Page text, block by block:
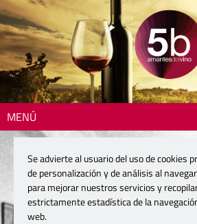
MENÚ
Se advierte al usuario del uso de cookies
de personalización y de análisis al
para mejorar nuestros servicios y
estrictamente estadística de la
web.